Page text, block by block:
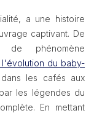
a une histoire
captivant. De
phénomène
du baby-
les cafés aux
les légendes du
En mettant